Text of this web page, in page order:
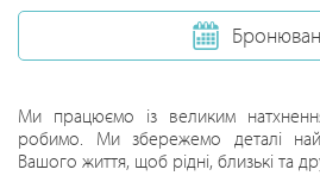
Ми працюємо із великим
робимо. Ми збережемо деталі
Вашого життя, щоб рідні, близькі та